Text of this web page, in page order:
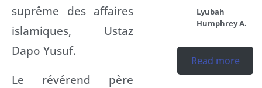
suprême des affaires
islamiques, Ustaz
Dapo Yusuf.
Le révérend père
Lyubah
Humphrey A.
Read more